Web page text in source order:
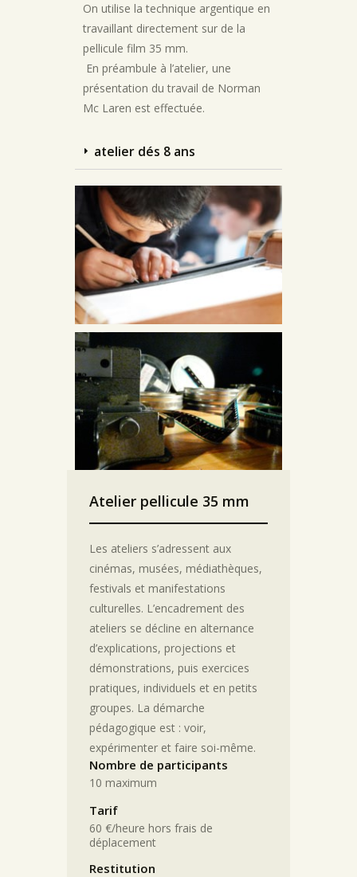
On utilise la technique argentique en
travaillant directement sur de la
pellicule film 35 mm.
En préambule à l’atelier, une
présentation du travail de Norman
Mc Laren est effectuée.
atelier dés 8 ans
Atelier pellicule 35 mm
Les ateliers s’adressent aux
cinémas, musées, médiathèques,
festivals et manifestations
culturelles. L’encadrement des
ateliers se décline en alternance
d’explications, projections et
démonstrations, puis exercices
pratiques, individuels et en petits
groupes. La démarche
pédagogique est : voir,
expérimenter et faire soi-même.
Nombre de participants
10 maximum
Tarif
60 €/heure hors frais de
déplacement
Restitution